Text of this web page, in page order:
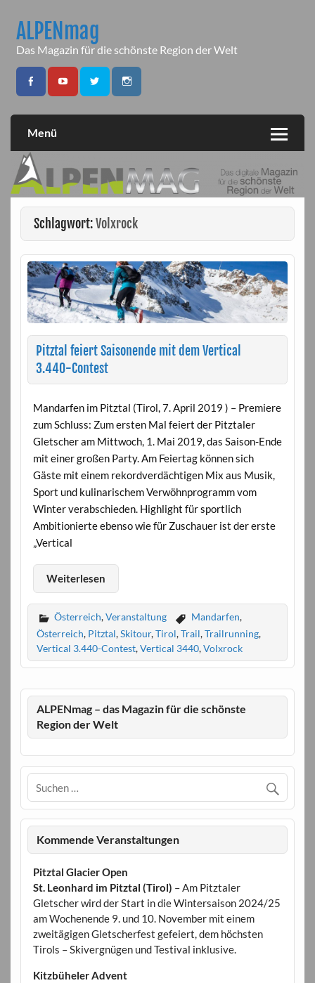
contentALPENmag
Das Magazin für die schönste Region der Welt
Menü
Schlagwort:Volxrock
Pitztal feiert Saisonende mit dem Vertical
3.440-Contest
Mandarfen im Pitztal (Tirol, 7. April 2019 ) – Premiere
zum Schluss: Zum ersten Mal feiert der Pitztaler
Gletscher am Mittwoch, 1. Mai 2019, das Saison-Ende
mit einer großen Party. Am Feiertag können sich
Gäste mit einem rekordverdächtigen Mix aus Musik,
Sport und kulinarischem Verwöhnprogramm vom
Winter verabschieden. Highlight für sportlich
Ambitionierte ebenso wie für Zuschauer ist der erste
„Vertical
Weiterlesen
Österreich,Veranstaltung Mandarfen,
Österreich, Pitztal,Skitour,Tirol,Trail,Trailrunning,
Vertical 3.440-Contest,Vertical 3440,Volxrock
ALPENmag – das Magazin für die schönste
Region der Welt
Kommende Veranstaltungen
Pitztal Glacier Open
St. Leonhard im Pitztal (Tirol) – Am Pitztaler
Gletscher wird der Start in die Wintersaison 2024/25
am Wochenende 9. und 10. November mit einem
zweitägigen Gletscherfest gefeiert, dem höchsten
Tirols – Skivergnügen und Testival inklusive.
Kitzbüheler Advent